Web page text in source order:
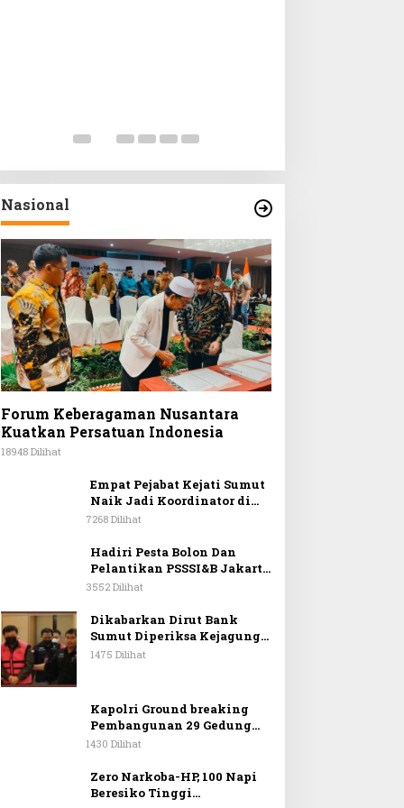
Nasional
Forum Keberagaman Nusantara
Kuatkan Persatuan Indonesia
18948 Dilihat
Empat Pejabat Kejati Sumut
Naik Jadi Koordinator di
Kejagung
7268 Dilihat
Hadiri Pesta Bolon Dan
Pelantikan PSSSI&B Jakarta
& Sekitarnya, Anggota DPR
Maruli Siahaan SH.MH:
Keturunan Simanjuntak
Dapat Berkontribusi
3552 Dilihat
Dikabarkan Dirut Bank
Sumut Diperiksa Kejagung
RI Terkait Pencairan Kredit
1475 Dilihat
Kapolri Ground breaking
Pembangunan 29 Gedung
SPPG Jajaran Polda Sumut
1430 Dilihat
Zero Narkoba-HP, 100 Napi
Beresiko Tinggi